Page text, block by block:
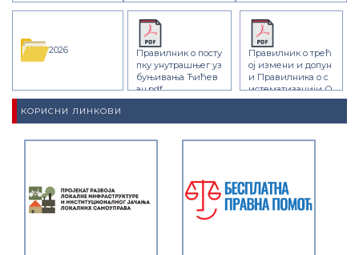
2026
Правилник о посту
пку унутрашњег уз
буњивања Ћићев
ац.pdf
Правилник о трећ
ој измени и допун
и Правилника о с
истематизацији О
У Ћићевац 2026.pd
КОРИСНИ ЛИНКОВИ